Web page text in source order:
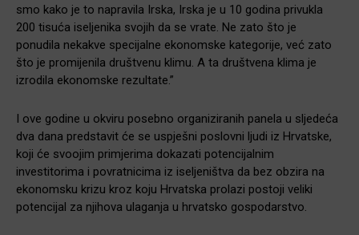
smo kako je to napravila Irska, Irska je u 10 godina privukla
200 tisuća iseljenika svojih da se vrate. Ne zato što je
ponudila nekakve specijalne ekonomske kategorije, već zato
što je promijenila društvenu klimu. A ta društvena klima je
izrodila ekonomske rezultate.”
I ove godine u okviru posebno organiziranih panela u sljedeća
dva dana predstavit će se uspješni poslovni ljudi iz Hrvatske,
koji će svoojim primjerima dokazati potencijalnim
investitorima i povratnicima iz iseljeništva da bez obzira na
ekonomsku krizu kroz koju Hrvatska prolazi postoji veliki
potencijal za njihova ulaganja u hrvatsko gospodarstvo.